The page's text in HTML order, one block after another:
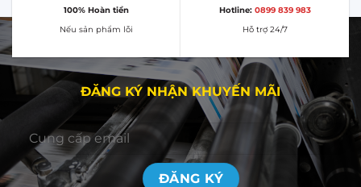
100% Hoàn tiền
Nếu sản phẩm lỗi
Hotline: 0899 839 983
Hỗ trợ 24/7
ĐĂNG KÝ NHẬN KHUYẾN MÃI